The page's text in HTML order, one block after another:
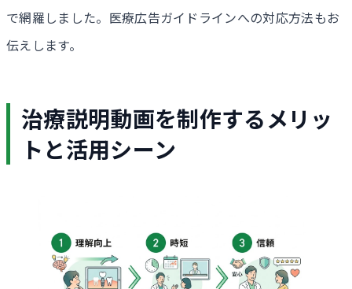
で網羅しました。医療広告ガイドラインへの対応方法もお
伝えします。
治療説明動画を制作するメリッ
トと活用シーン